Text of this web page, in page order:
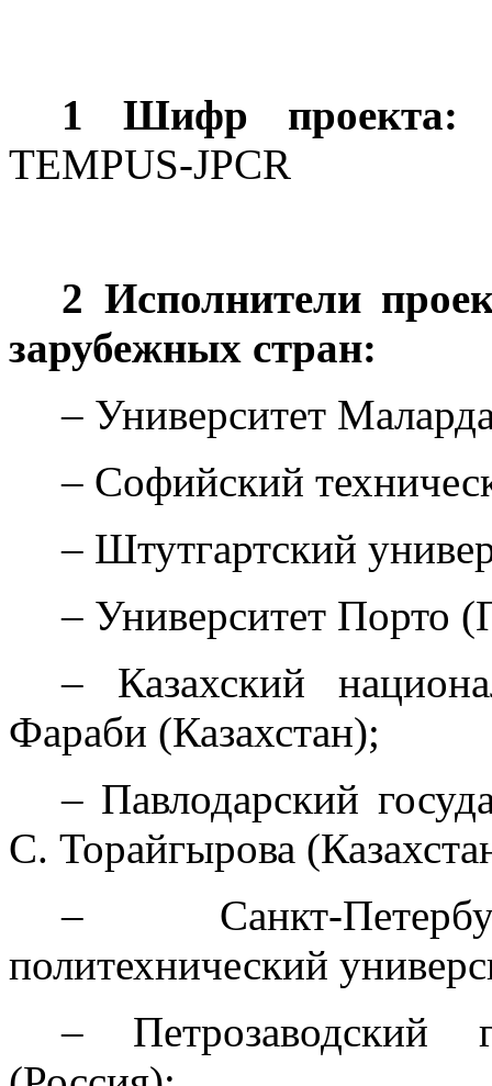
1 Шифр проекта:
TEMPUS-JPCR
2 Исполнители
зарубежных стран:
– Университет
– Софийский
– Штутгартский
– Университет Порто
– Казахский
Фараби (Казахстан);
– Павлодарский
С. Торайгырова
– Санкт-
политехнический
– Петрозаводский